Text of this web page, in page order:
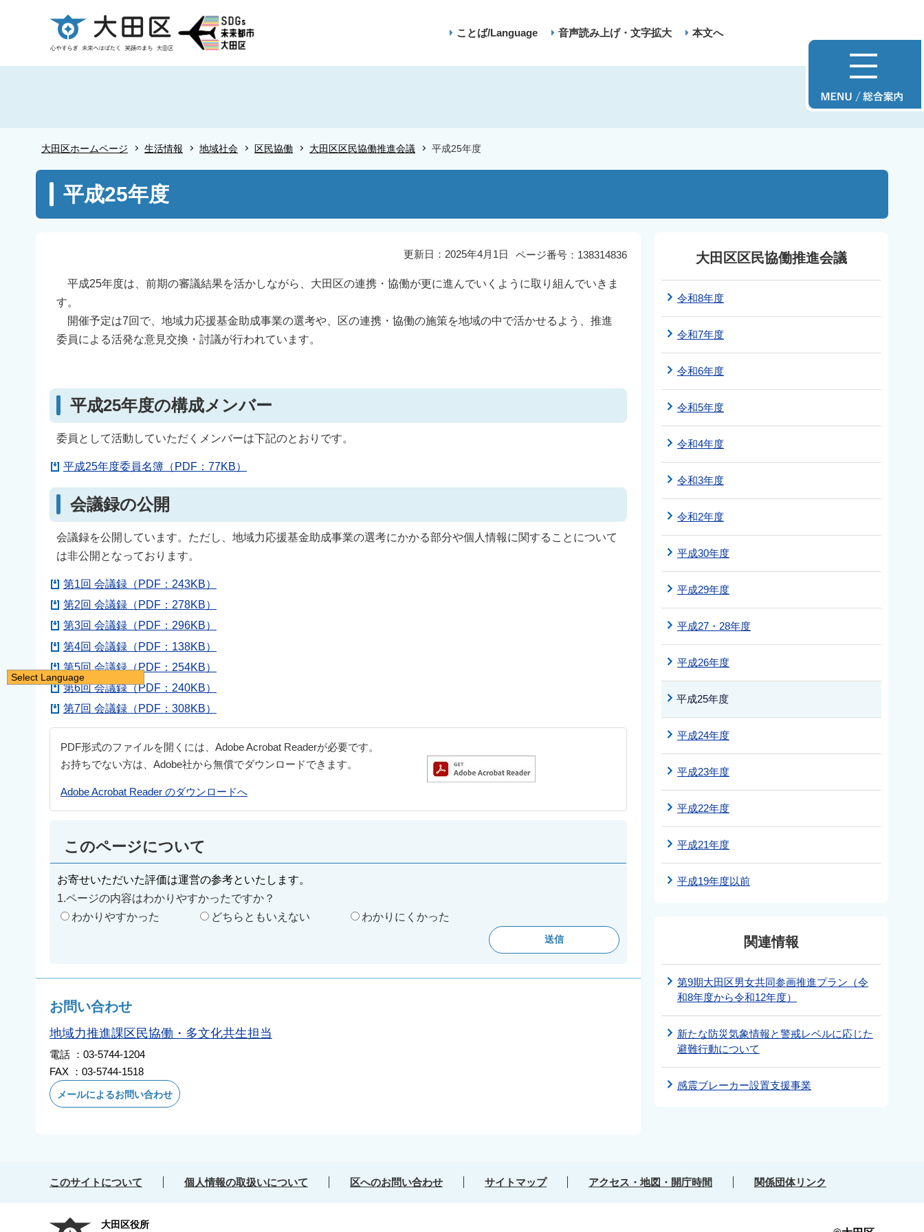
ー
ことば/Language 音声読み上げ・文字拡大 本文へ
大田区ホームページ 生活情報 地域社会 区民協働 大田区区民協働推進会議 平成25年度
こ
平成25年度
ページ番号：138314836
更新日：2025年4月1日
平成25年度は、前期の審議結果を活かしながら、大田区の連携・協働が更に進んでいくように取り組んでいきま
す。
開催予定は7回で、地域力応援基金助成事業の選考や、区の連携・協働の施策を地域の中で活かせるよう、推進
委員による活発な意見交換・討議が行われています。
平成25年度の構成メンバー
委員として活動していただくメンバーは下記のとおりです。
平成25年度委員名簿（PDF：77KB）
会議録の公開
会議録を公開しています。ただし、地域力応援基金助成事業の選考にかかる部分や個人情報に関することについて
は非公開となっております。
第1回 会議録（PDF：243KB）
第2回 会議録（PDF：278KB）
第3回 会議録（PDF：296KB）
第4回 会議録（PDF：138KB）
第5回 会議録（PDF：254KB）
第6回 会議録（PDF：240KB）
第7回 会議録（PDF：308KB）
PDF形式のファイルを開くには、Adobe Acrobat Readerが必要です。
お持ちでない方は、Adobe社から無償でダウンロードできます。
Adobe Acrobat Reader のダウンロードへ
このページについて
お寄せいただいた評価は運営の参考といたします。
1.ページの内容はわかりやすかったですか？
わかりやすかった
どちらともいえない わかりにくかった
お問い合わせ
地域力推進課区民協働・多文化共生担当
電話 ：03-5744-1204
FAX ：03-5744-1518
メールによるお問い合わせ
大田区区民協働推進会議
令和8年度
令和7年度
令和6年度
令和5年度
令和4年度
令和3年度
令和2年度
平成30年度
平成29年度
平成27・28年度
平成26年度
平成25年度
平成24年度
平成23年度
平成22年度
平成21年度
平成19年度以前
関連情報
第9期大田区男女共同参画推進プラン（令
和8年度から令和12年度）
新たな防災気象情報と警戒レベルに応じた
避難行動について
感震ブレーカー設置支援事業
このサイトについて 個人情報の取扱いについて 区へのお問い合わせ サイトマップ アクセス・地図・開庁時間 関係団体リンク
大田区役所
Select Language